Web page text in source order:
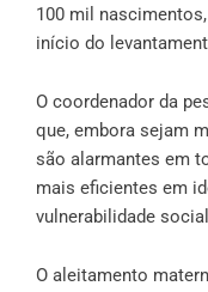
100 mil
início do
O coordenador da
que, embora sejam
são alarmantes em
mais eficientes em
vulnerabilidade
O aleitamento